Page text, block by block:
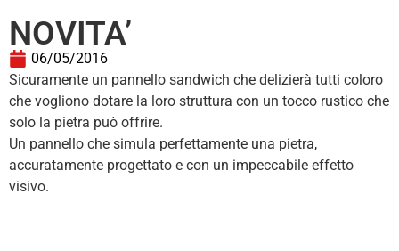
NOVITA’
06/05/2016
Sicuramente un pannello sandwich che delizierà tutti coloro
che vogliono dotare la loro struttura con un tocco rustico che
solo la pietra può offrire.
Un pannello che simula perfettamente una pietra,
accuratamente progettato e con un impeccabile effetto
visivo.